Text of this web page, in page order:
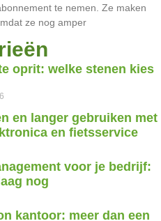
te nemen. Ze maken
ze nog amper
oprit: welke stenen kies
en langer gebruiken met
en fietsservice
voor je bedrijf:
nog
kantoor: meer dan een